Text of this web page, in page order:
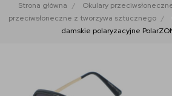
Strona główna Okulary
przeciwsłoneczne z tworzywa sztucznego
damskie polaryzacyjne